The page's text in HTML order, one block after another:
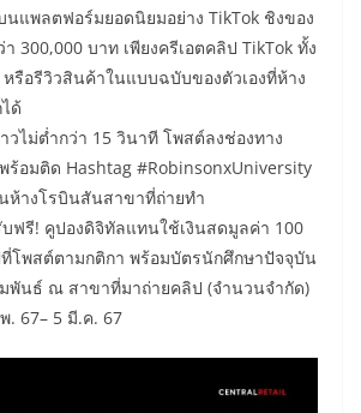
นแพลตฟอร์มยอดนิยมอย่าง TikTok ชิงของ
300,000 บาท เพียงครีเอตคลิป TikTok ทั้ง
หรือรีวิวสินค้าในแบบฉบับของตัวเองที่ห้าง
ด้
วไม่ต่ำกว่า 15 วินาที โพสต์ลงช่องทาง
ร้อมติด Hashtag #RobinsonxUniversity
ห้างโรบินสันสาขาที่ถ่ายทำ
ฟรี! คูปองดิจิทัลแทนใช้เงินสดมูลค่า 100
โพสต์ตามกติกา พร้อมบัตรนักศึกษาปัจจุบัน
พันธ์ ณ สาขาที่มาถ่ายคลิป (จำนวนจำกัด)
. 67– 5 มี.ค. 67